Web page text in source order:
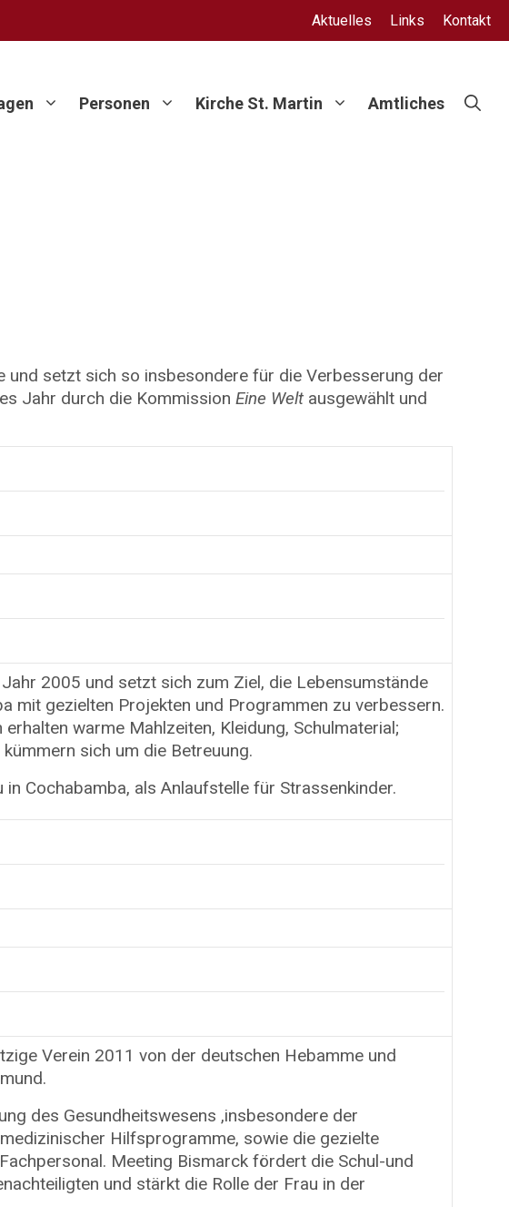
Aktuelles Links Kontakt
Personen Kirche St. Martin Amtliches
und setzt sich so insbesondere für die Verbesserung der
Jahr durch die Kommission Eine Welt ausgewählt und
2005 und setzt sich zum Ziel, die Lebensumstände
mit gezielten Projekten und Programmen zu verbessern.
warme Mahlzeiten, Kleidung, Schulmaterial;
sich um die Betreuung.
in Cochabamba, als Anlaufstelle für Strassenkinder.
Verein 2011 von der deutschen Hebamme und
des Gesundheitswesens ,insbesondere der
Hilfsprogramme, sowie die gezielte
Meeting Bismarck fördert die Schul-und
und stärkt die Rolle der Frau in der